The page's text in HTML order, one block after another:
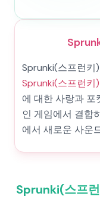
Sprunki(스프런키
Sprunki(스프런키
에 대한 사랑과 포
인 게임에서 결합
에서 새로운 사운
Sprunki(스프